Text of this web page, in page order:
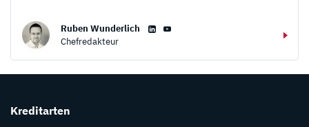
Ruben Wunderlich
Chefredakteur
Kreditarten